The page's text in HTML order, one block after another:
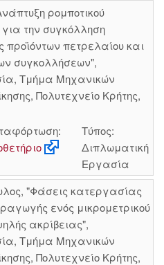
ρομποτικού
την συγκόλληση
πετρελαίου και
συγκολλήσεων",
Τμήμα Μηχανικών
Πολυτεχνείο Κρήτης,
Τύπος:
Διπλωματική
Εργασία
"Φάσεις κατεργασίας
ενός μικρομετρικού
ακρίβειας",
Τμήμα Μηχανικών
Πολυτεχνείο Κρήτης,